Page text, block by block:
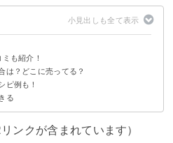
も紹介！
は？どこに売ってる？
る
ピ例も！
たティラミス
ソース
る
ンクが含まれています）